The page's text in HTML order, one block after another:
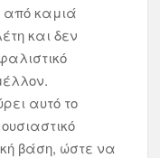
από καμιά
και δεν
αυτό το
βάση, ώστε να